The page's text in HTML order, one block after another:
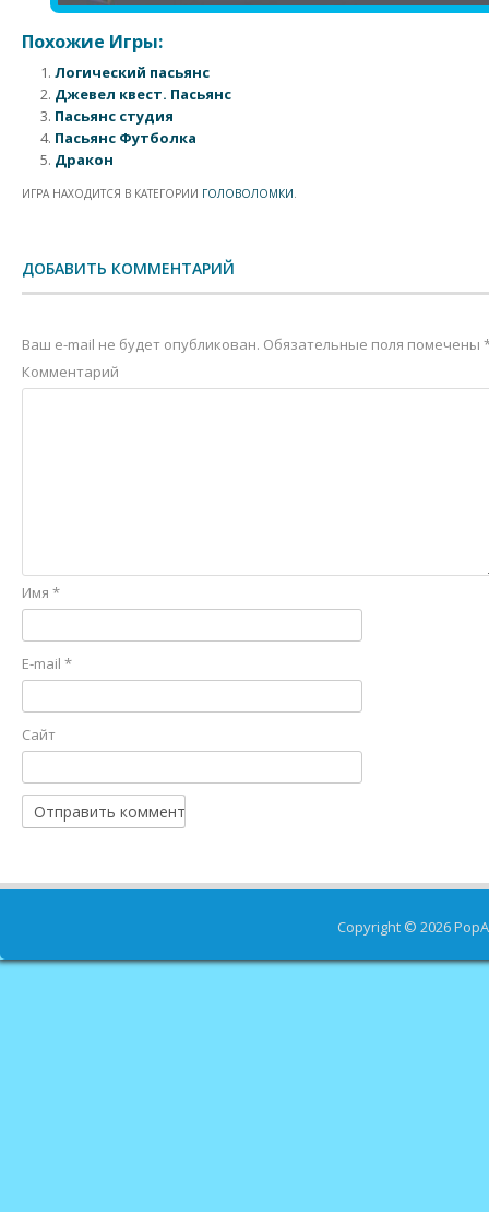
Похожие Игры:
Логический пасьянс
Джевел квест. Пасьянс
Пасьянс студия
Пасьянс Футболка
Дракон
ИГРА НАХОДИТСЯ В КАТЕГОРИИ ГОЛОВОЛОМКИ.
ДОБАВИТЬ КОММЕНТАРИЙ
Ваш e-mail не будет опубликован. Обязательные поля помечены
Комментарий
Имя *
E-mail *
Сайт
Copyright © 2026